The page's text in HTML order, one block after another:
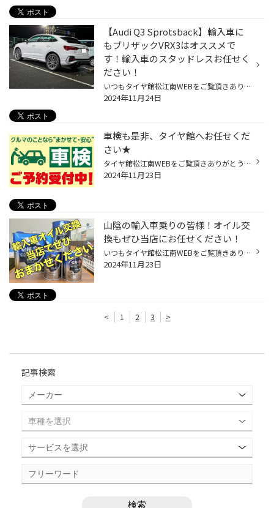
【Audi Q3 Sprotsback】輸入車に
もブリザックVRX3はオススメで
す！輸入車のスタッドレスお任せく
ださい！
いつもタイヤ館松江南WEBをご覧頂きありがとうございます スタッフのさかいです さて本日ご紹介する作業は アウディ Q3 Sportsbackにスタッドレス取り付けになります！ ありがとうございます！！！ 当店では国産車はもちろん輸入車のスタッドレスもお任せください！ 実績も多数あり！ 【Renaut】人...
2024年11月24日
車検も是非、タイヤ館へお任せくだ
さい★
タイヤ館松江南WEBをご覧頂きありがとうございます スタッフのさかいです 本日は取り扱いサービスのご紹介です！ 車検も是非、タイヤ館松江南へ お任せください☆
2024年11月23日
山陰の輸入車乗りの皆様！オイル交
換もぜひ当店にお任せください！
いつもタイヤ館松江南WEBをご覧頂きありがとうございます スタッフのさかいです 当店では、輸入車にも対応したエンジンオイルを 取り扱いさせていただいております！ 当店では国産車はもちろん輸入車のオイル交換作業承っております！ 実績も多数あり！ Mercedes-Benz W205 C180 オイル交換&フィル...
2024年11月23日
< 1 2 3 >
記事検索